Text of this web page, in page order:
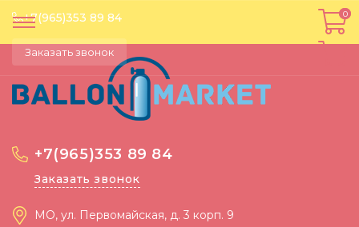
+7(965)353 89 84
Заказать звонок
МО, ул. Первомайская, д. 3 корп. 9
+7(965)353 89 84
Заказать звонок
0
0